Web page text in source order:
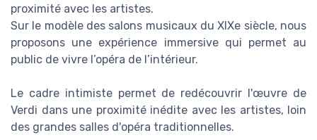
proximité avec les artistes.
Sur le modèle des salons musicaux du XIXe siècle, nous
proposons une expérience immersive qui permet au
public de vivre l’opéra de l’intérieur.
Le cadre intimiste permet de redécouvrir l'œuvre de
Verdi dans une proximité inédite avec les artistes, loin
des grandes salles d'opéra traditionnelles.